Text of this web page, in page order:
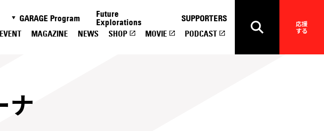
応援
する
GARAGE Program
Future
Explorations
SUPPORTERS
EVENT MAGAZINE NEWS SHOP MOVIE PODCAST
ナ